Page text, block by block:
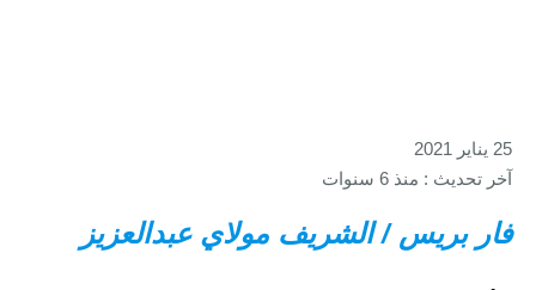
25 يناير 2021
آخر تحديث : منذ 6 سنوات
فار بريس / الشريف مولاي عبدالعزيز